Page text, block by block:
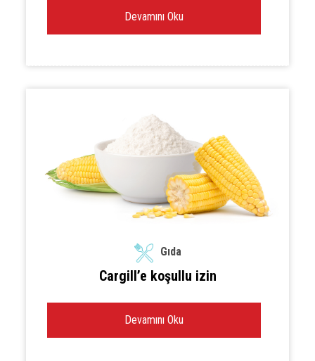
Devamını Oku
Gıda
Cargill’e koşullu izin
Devamını Oku